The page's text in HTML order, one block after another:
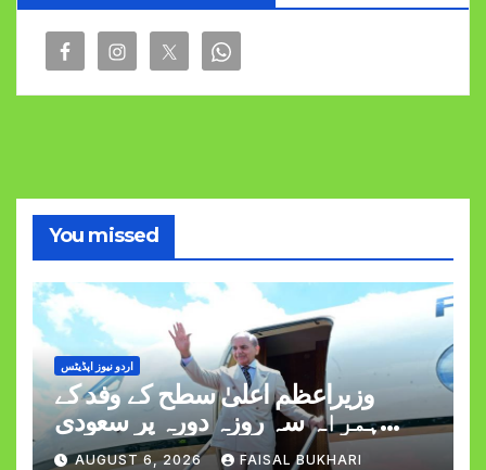
You missed
اردو نیوز اپڈیٹس
وزیراعظم اعلیٰ سطح کے وفد کے
ہمراہ سہ روزہ دورہ پر سعودی
عرب روانہ
AUGUST 6, 2026 FAISAL BUKHARI